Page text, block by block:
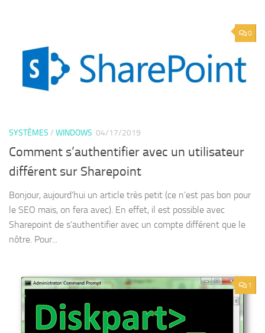
0
SYSTÈMES / WINDOWS 04/17/2019
Comment s’authentifier avec un utilisateur
différent sur Sharepoint
Bonjour, aujourd’hui un article très petit (ce n’est pas bon pour
le SEO mais, on fera avec). En effet, il est possible avec
Sharepoint de s’authentifier avec un compte différent que le
nôtre. Pour...
1